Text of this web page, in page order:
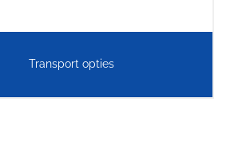
Transport opties